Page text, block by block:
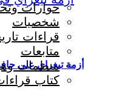
أزمة تيغراي على
حوارات
شخصيات
قراءات
متابعات
منظمات
كتاب